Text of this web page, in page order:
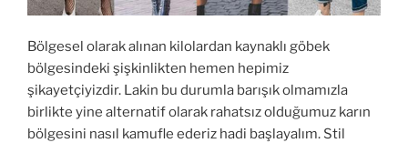
Bölgesel olarak alınan kilolardan kaynaklı göbek
bölgesindeki şişkinlikten hemen hepimiz
şikayetçiyizdir. Lakin bu durumla barışık olmamızla
birlikte yine alternatif olarak rahatsız olduğumuz karın
bölgesini nasıl kamufle ederiz hadi başlayalım. Stil